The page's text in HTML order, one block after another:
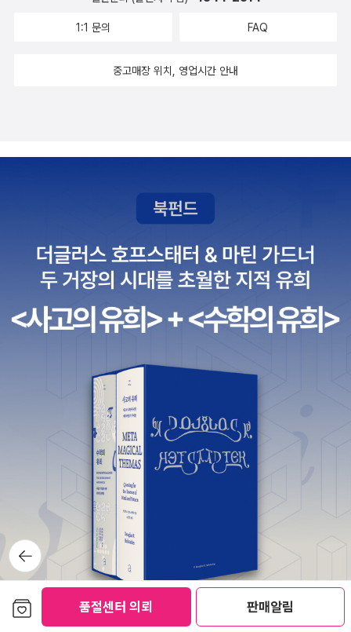
품절센터 의뢰 판매알림
자기집을 마련할 수 있지 않았나 생각된다. 다만, 가계부채가 사상 최
러한 대한민국을 건설한 것은누구도 부인할 수 없는 박근혜정부의 치
뒤로가
기
1:1 문의 FAQ
중고매장 위치, 영업시간 안내